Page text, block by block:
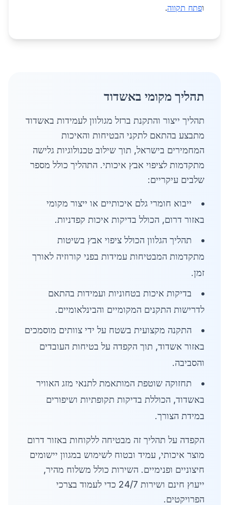
ופתח תקווה.
תהליך מקומי באשדוד
תהליך ייצור והתקנת ברזל מגולוון לעמידות באשדוד
מתבצע בהתאם לתקני הבטיחות והאיכות
המחמירים בישראל, תוך שילוב טכנולוגיות גלישה
מתקדמות לציפוי אבץ איכותי. התהליך כולל מספר
שלבים עיקריים:
ייבוא חומרי גלם איכותיים או ייצור מקומי
באזור דרום, הכולל בדיקות איכות קפדניות.
תהליך הגלוון הכולל ציפוי אבץ בשיטות
מתקדמות המבטיחות עמידות בפני קורוזיה לאורך
זמן.
בדיקות איכות בטחוניות ועמידות בהתאם
לדרישות התקנים המקומיים והבינלאומיים.
התקנה מקצועית בשטח על ידי צוותים מוסמכים
באזור אשדוד, תוך הקפדה על בטיחות העובדים
והסביבה.
תחזוקה שוטפת המותאמת לתנאי מזג האוויר
באשדוד, הכוללת בדיקות תקופתיות ושיפורים
במידת הצורך.
הקפדה על תהליך זה מבטיחה ללקוחות באזור דרום
מוצר איכותי, עמיד ובטוח לשימוש במגוון יישומים
חיצוניים ופנימיים. השירות כולל משלוח מהיר,
ייעוץ חינם ושירות 24/7 כדי לעמוד בצרכי
הפרויקטים.